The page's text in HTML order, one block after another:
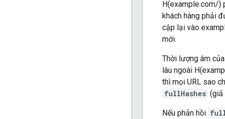
H(example.com/)
khách hàng phải
cập lại vào
mới.
Thời lượng âm
lâu ngoài
thì mọi URL sao
fullHashes (giả
Nếu phản hồi